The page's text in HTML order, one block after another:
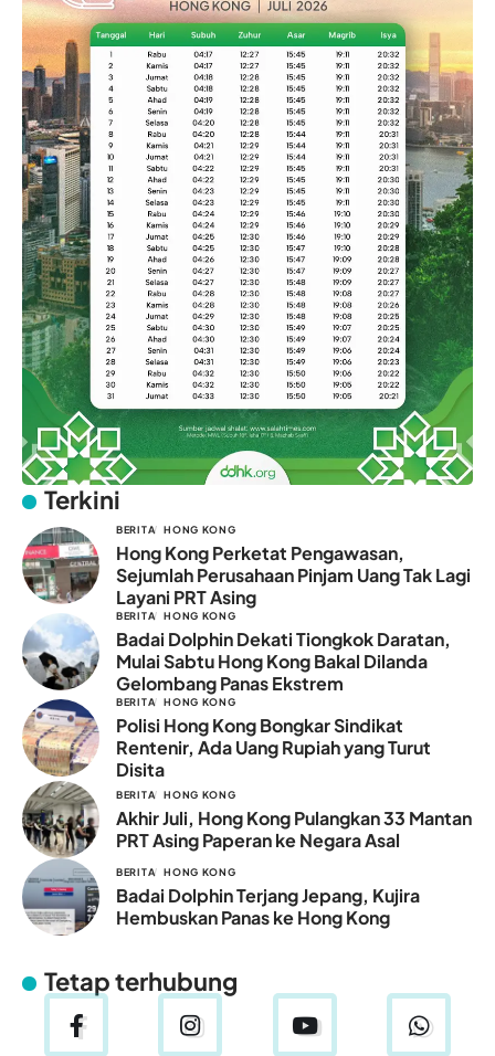
Terkini
BERITA HONG KONG
Hong Kong Perketat Pengawasan,
Sejumlah Perusahaan Pinjam Uang Tak Lagi
Layani PRT Asing
BERITA HONG KONG
Badai Dolphin Dekati Tiongkok Daratan,
Mulai Sabtu Hong Kong Bakal Dilanda
Gelombang Panas Ekstrem
BERITA HONG KONG
Polisi Hong Kong Bongkar Sindikat
Rentenir, Ada Uang Rupiah yang Turut
Disita
BERITA HONG KONG
Akhir Juli, Hong Kong Pulangkan 33 Mantan
PRT Asing Paperan ke Negara Asal
BERITA HONG KONG
Badai Dolphin Terjang Jepang, Kujira
Hembuskan Panas ke Hong Kong
Tetap terhubung